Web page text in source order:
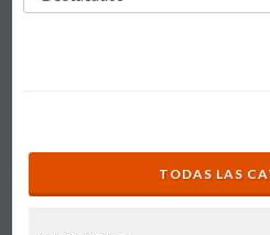
TODAS LAS